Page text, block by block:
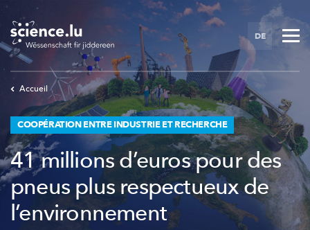
Skip
main
content
DE
Accueil
COOPÉRATION ENTRE INDUSTRIE ET RECHERCHE
41 millions d’euros pour des
pneus plus respectueux de
l’environnement